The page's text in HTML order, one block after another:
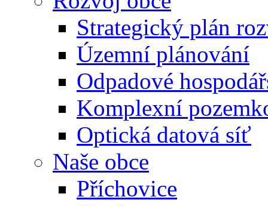
Strategický plán
Územní plánování
Odpadové
Komplexní
Optická datová síť
Naše obce
Příchovice